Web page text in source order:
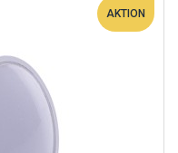
AKTION